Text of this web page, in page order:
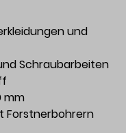
und
Schraubarbeiten
mm
Forstnerbohrern